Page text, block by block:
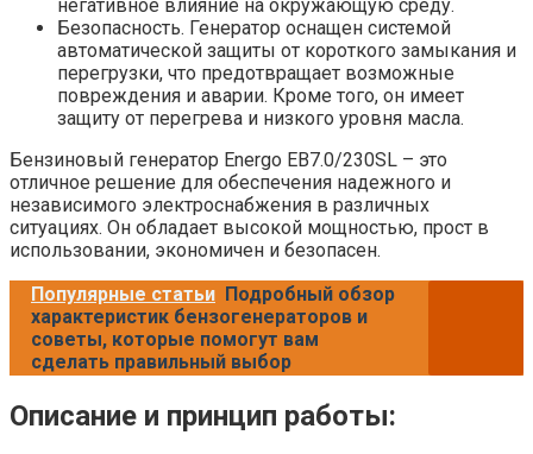
негативное влияние на окружающую среду.
Безопасность. Генератор оснащен системой
автоматической защиты от короткого замыкания и
перегрузки, что предотвращает возможные
повреждения и аварии. Кроме того, он имеет
защиту от перегрева и низкого уровня масла.
Бензиновый генератор Energo EB7.0/230SL – это
отличное решение для обеспечения надежного и
независимого электроснабжения в различных
ситуациях. Он обладает высокой мощностью, прост в
использовании, экономичен и безопасен.
Популярные статьи Подробный обзор
характеристик бензогенераторов и
советы, которые помогут вам
сделать правильный выбор
Описание и принцип работы: